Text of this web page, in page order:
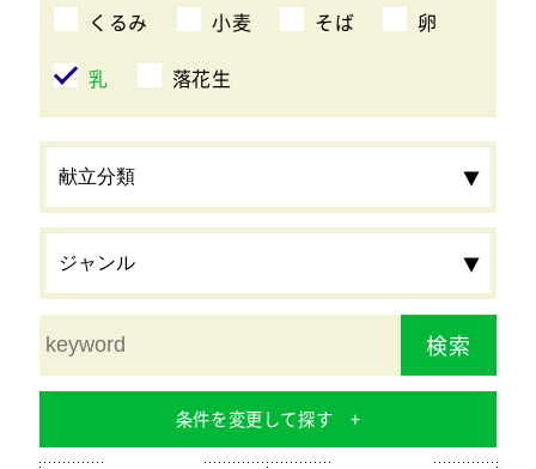
くるみ
小麦 そば
卵
乳
落花生
検索
条件を変更して探す